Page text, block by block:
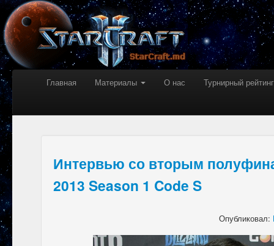
Главная Материалы О нас Турнирный рейтинг
Интервью со вторым
2013 Season 1 Code S
Опубликовал: